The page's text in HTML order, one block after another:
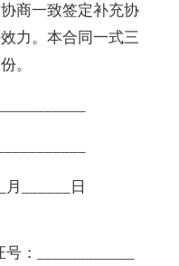
商一致签定补充协
力。本合同一式三
。
______日
：____________